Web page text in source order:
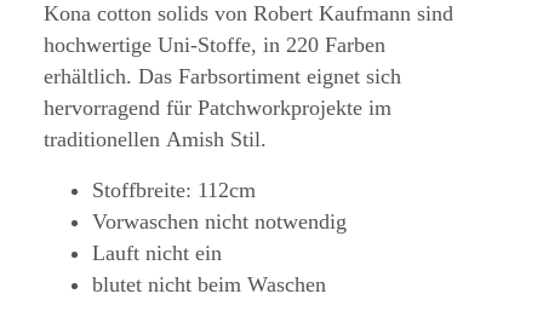
Kona cotton solids von Robert Kaufmann sind
hochwertige Uni-Stoffe, in 220 Farben
erhältlich. Das Farbsortiment eignet sich
hervorragend für Patchworkprojekte im
traditionellen Amish Stil.
Stoffbreite: 112cm
Vorwaschen nicht notwendig
Lauft nicht ein
blutet nicht beim Waschen